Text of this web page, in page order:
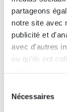
partageons
notre site avec
publicité et
avec d'autres
ou qu'ils ont
Nécessaires